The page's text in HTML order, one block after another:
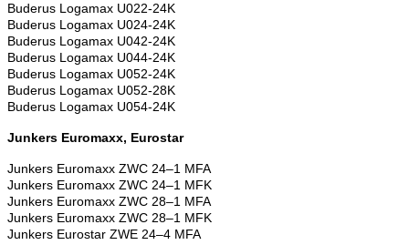
Buderus Logamax U022-24K
Buderus Logamax U024-24K
Buderus Logamax U042-24K
Buderus Logamax U044-24K
Buderus Logamax U052-24K
Buderus Logamax U052-28K
Buderus Logamax U054-24K
Junkers Euromaxx, Eurostar
Junkers Euromaxx ZWC 24–1 MFA
Junkers Euromaxx ZWC 24–1 MFK
Junkers Euromaxx ZWC 28–1 MFA
Junkers Euromaxx ZWC 28–1 MFK
Junkers Eurostar ZWE 24–4 MFA